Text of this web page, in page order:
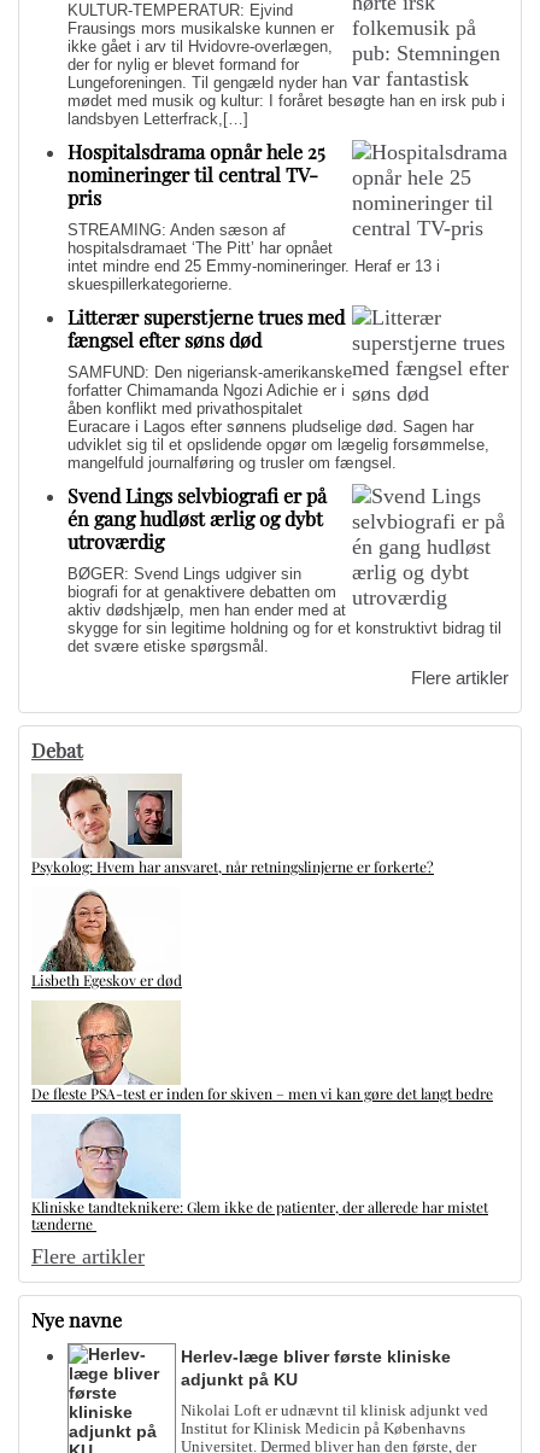
KULTUR-TEMPERATUR: Ejvind
Frausings mors musikalske kunnen er
ikke gået i arv til Hvidovre-overlægen,
der for nylig er blevet formand for
Lungeforeningen. Til gengæld nyder han
mødet med musik og kultur: I foråret besøgte han en irsk pub i
landsbyen Letterfrack,[…]
Hospitalsdrama opnår hele 25
nomineringer til central TV-
pris
STREAMING: Anden sæson af
hospitalsdramaet ‘The Pitt’ har opnået
intet mindre end 25 Emmy-nomineringer. Heraf er 13 i
skuespillerkategorierne.
Litterær superstjerne trues med
fængsel efter søns død
SAMFUND: Den nigeriansk-amerikanske
forfatter Chimamanda Ngozi Adichie er i
åben konflikt med privathospitalet
Euracare i Lagos efter sønnens pludselige død. Sagen har
udviklet sig til et opslidende opgør om lægelig forsømmelse,
mangelfuld journalføring og trusler om fængsel.
Svend Lings selvbiografi er på
én gang hudløst ærlig og dybt
utroværdig
BØGER: Svend Lings udgiver sin
biografi for at genaktivere debatten om
aktiv dødshjælp, men han ender med at
skygge for sin legitime holdning og for et konstruktivt bidrag til
det svære etiske spørgsmål.
Flere artikler
Debat
Psykolog: Hvem har ansvaret, når retningslinjerne er forkerte?
Lisbeth Egeskov er død
De fleste PSA-test er inden for skiven – men vi kan gøre det langt bedre
Kliniske tandteknikere: Glem ikke de patienter, der allerede har mistet
tænderne
Flere artikler
Nye navne
Herlev-læge bliver første kliniske
adjunkt på KU
Nikolai Loft er udnævnt til klinisk adjunkt ved
Institut for Klinisk Medicin på Københavns
Universitet. Dermed bliver han den første, der